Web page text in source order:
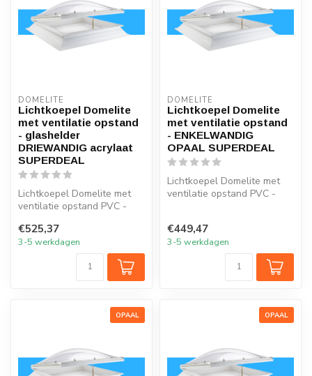
DOMELITE
Lichtkoepel Domelite
met ventilatie opstand
- glashelder
DRIEWANDIG acrylaat
SUPERDEAL
Lichtkoepel Domelite met
ventilatie opstand PVC -
acrylaat...
€525,37
3-5 werkdagen
DOMELITE
Lichtkoepel Domelite
met ventilatie opstand
- ENKELWANDIG
OPAAL SUPERDEAL
Lichtkoepel Domelite met
ventilatie opstand PVC -
€449,47
3-5 werkdagen
OPAAL OPAAL